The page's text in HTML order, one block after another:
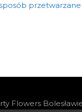
Flowers